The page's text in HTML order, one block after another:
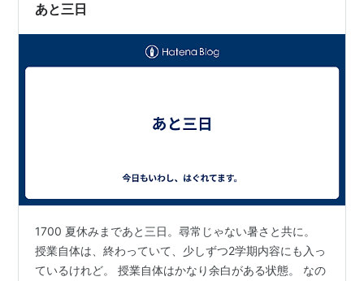
あと三日
1700 夏休みまであと三日。尋常じゃない暑さと共に。
授業自体は、終わっていて、少しずつ2学期内容にも入っ
ているけれど。 授業自体はかなり余白がある状態。 なの